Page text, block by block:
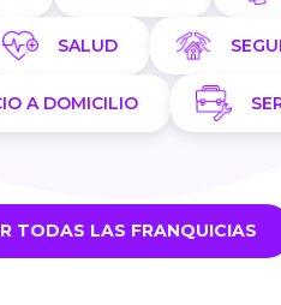
SALUD
A DOMICILIO
TODAS LAS FRANQUICIAS